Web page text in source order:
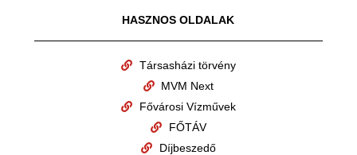
HASZNOS OLDALAK
Társasházi törvény
MVM Next
Fővárosi Vízművek
FŐTÁV
Díjbeszedő